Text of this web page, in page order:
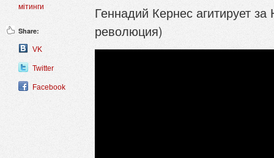
мітинги
Share:
VK
Twitter
Facebook
Геннадий Кернес агитирует
революция)